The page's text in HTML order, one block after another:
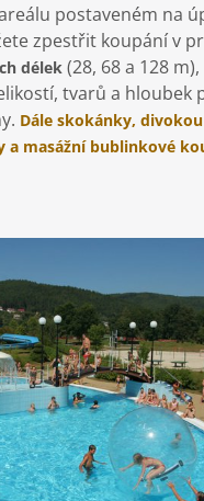
postaveném na
zpestřit koupání v
délek (28, 68 a 128 m),
tvarů a hloubek
Dále skokánky,
a masážní bublinkové